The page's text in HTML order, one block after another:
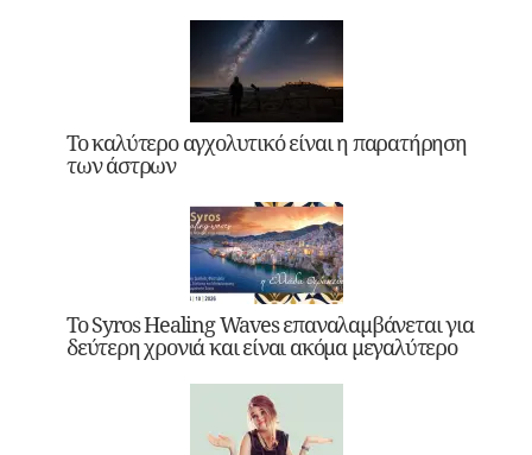
Το καλύτερο αγχολυτικό είναι η παρατήρηση
των άστρων
Το Syros Healing Waves επαναλαμβάνεται για
δεύτερη χρονιά και είναι ακόμα μεγαλύτερο